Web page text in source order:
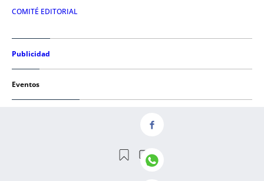
COMITÉ EDITORIAL
Publicidad
Eventos